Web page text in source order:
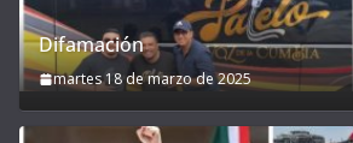
Difamación
martes 18 de marzo de 2025